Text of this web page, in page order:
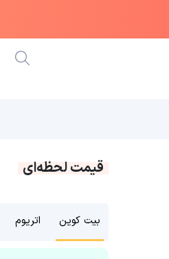
قیمت لحظه‌ای
بیت کوین اتریوم